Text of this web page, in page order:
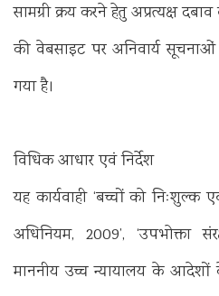
सामग्री क्रय करने हेतु अप्रत्यक्ष
की वेबसाइट पर अनिवार्य
गया है।
विधिक आधार एवं निर्देश
यह कार्यवाही ‘बच्चों को निःशुल्क
अधिनियम, 2009’, ‘उपभोक्ता
माननीय उच्च न्यायालय के